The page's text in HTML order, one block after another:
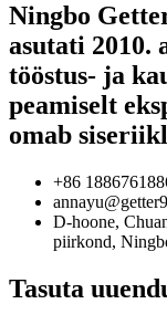
Ningbo
asutati 2010.
tööstus- ja
peamiselt
omab
+86
D-hoone,
piirkond,
Tasuta